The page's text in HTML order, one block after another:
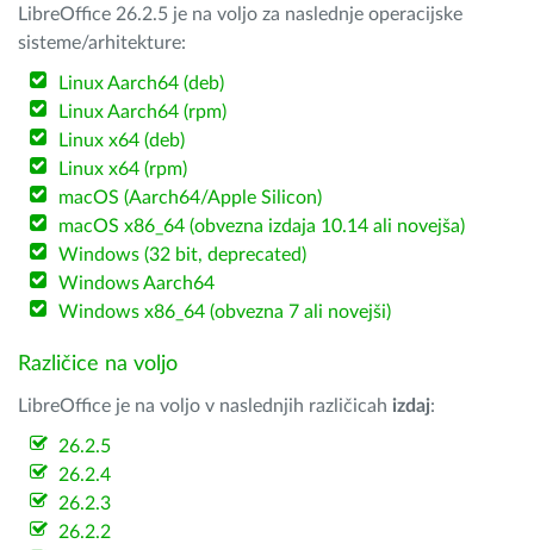
LibreOffice 26.2.5 je na voljo za naslednje operacijske
sisteme/arhitekture:
Linux Aarch64 (deb)
Linux Aarch64 (rpm)
Linux x64 (deb)
Linux x64 (rpm)
macOS (Aarch64/Apple Silicon)
macOS x86_64 (obvezna izdaja 10.14 ali novejša)
Windows (32 bit, deprecated)
Windows Aarch64
Windows x86_64 (obvezna 7 ali novejši)
Različice na voljo
LibreOffice je na voljo v naslednjih različicah izdaj:
26.2.5
26.2.4
26.2.3
26.2.2